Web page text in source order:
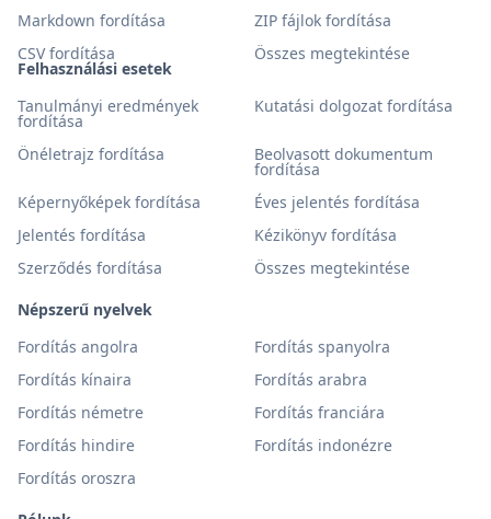
Felhasználási esetek
Tanulmányi eredmények
fordítása
Kutatási dolgozat fordítása
Önéletrajz fordítása Beolvasott dokumentum
fordítása
Képernyőképek fordítása
Éves jelentés fordítása
Jelentés fordítása
Kézikönyv fordítása
Szerződés fordítása
Összes megtekintése
Népszerű nyelvek
Fordítás angolra
Fordítás spanyolra
Fordítás kínaira
Fordítás arabra
Fordítás németre
Fordítás franciára
Fordítás hindire
Fordítás indonézre
Fordítás oroszra
Markdown fordítása
ZIP fájlok fordítása
CSV fordítása
Összes megtekintése